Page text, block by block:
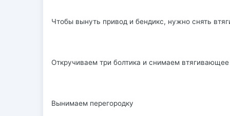
Чтобы вынуть привод и бендикс, нужно снять
Откручиваем три болтика и снимаем втягивающее
Вынимаем перегородку